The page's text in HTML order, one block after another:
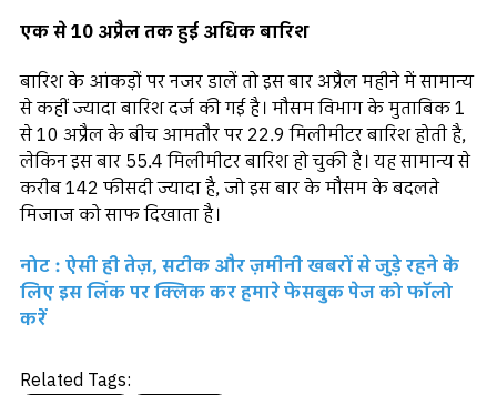
एक से 10 अप्रैल तक हुई अधिक बारिश
बारिश के आंकड़ों पर नजर डालें तो इस बार अप्रैल महीने में सामान्य
से कहीं ज्यादा बारिश दर्ज की गई है। मौसम विभाग के मुताबिक 1
से 10 अप्रैल के बीच आमतौर पर 22.9 मिलीमीटर बारिश होती है,
लेकिन इस बार 55.4 मिलीमीटर बारिश हो चुकी है। यह सामान्य से
करीब 142 फीसदी ज्यादा है, जो इस बार के मौसम के बदलते
मिजाज को साफ दिखाता है।
नोट : ऐसी ही तेज़, सटीक और ज़मीनी खबरों से जुड़े रहने के
लिए इस लिंक पर क्लिक कर हमारे फेसबुक पेज को फॉलो
करें
Related Tags: